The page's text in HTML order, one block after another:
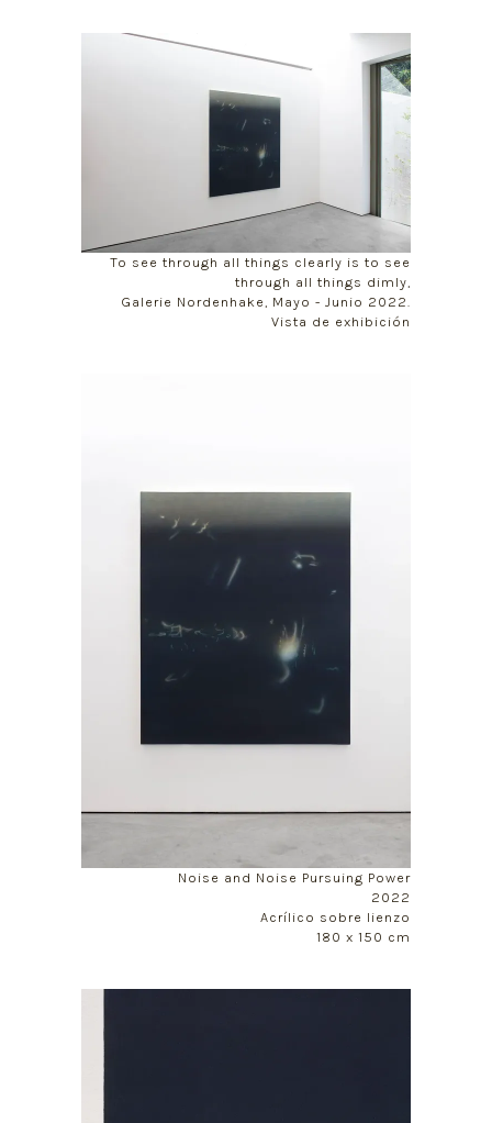
To see through all things clearly is to see
through all things dimly,
Galerie Nordenhake, Mayo - Junio 2022.
Vista de exhibición
Noise and Noise Pursuing Power
2022
Acrílico sobre lienzo
180 x 150 cm